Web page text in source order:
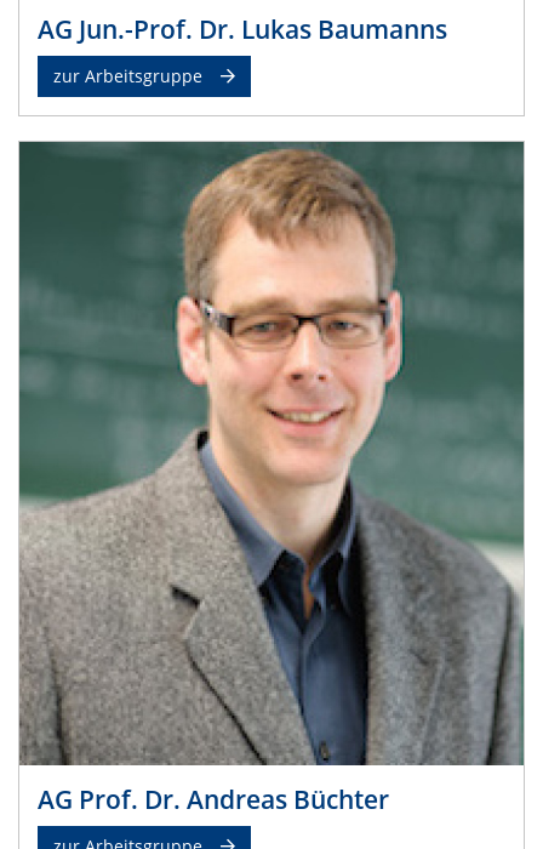
AG Jun.-Prof. Dr. Lukas Baumanns
zur Arbeitsgruppe
AG Prof. Dr. Andreas Büchter